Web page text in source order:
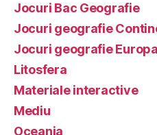
Jocuri Bac Geografie
Jocuri geografie
Jocuri geografie Europa
Litosfera
Materiale interactive
Mediu
Oceania